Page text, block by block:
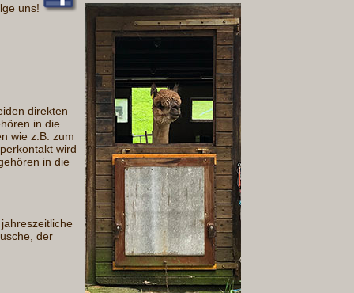
uns!
direkten
in die
wie z.B. zum
wird
in die
der